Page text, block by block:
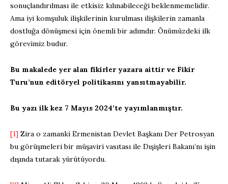
sonuçlandırılması ile etkisiz kılınabileceği beklenmemelidir.
Ama iyi komşuluk ilişkilerinin kurulması ilişkilerin zamanla
dostluğa dönüşmesi için önemli bir adımdır. Önümüzdeki ilk
görevimiz budur.
Bu makalede yer alan fikirler yazara aittir ve Fikir
Turu’nun editöryel politikasını yansıtmayabilir.
Bu yazı ilk kez 7 Mayıs 2024’te yayımlanmıştır.
[1] Zira o zamanki Ermenistan Devlet Başkanı Der Petrosyan
bu görüşmeleri bir müşaviri vasıtası ile Dışişleri Bakanı’nı işin
dışında tutarak yürütüyordu.